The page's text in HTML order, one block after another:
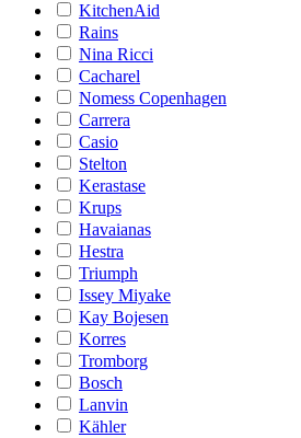
KitchenAid
Rains
Nina Ricci
Cacharel
Nomess Copenhagen
Carrera
Casio
Stelton
Kerastase
Krups
Havaianas
Hestra
Triumph
Issey Miyake
Kay Bojesen
Korres
Tromborg
Bosch
Lanvin
Kähler